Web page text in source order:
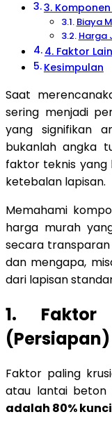
3.
Biaya
Harga
4. Faktor
Kesimpulan
Saat
sering menjadi
yang signifikan
bukanlah angka
faktor teknis yang
ketebalan lapisan.
Memahami
harga murah
secara
dan mengapa,
dari lapisan
1. Faktor
(Persiapan)
Faktor paling
atau lantai beton
adalah 80%